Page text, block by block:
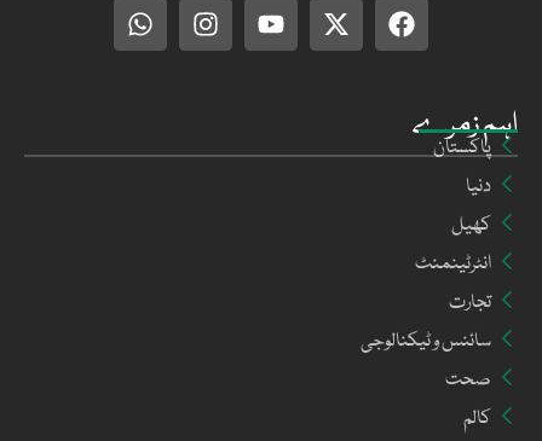
اہم زمرے
پاکستان
دنیا
کھیل
انٹرٹینمنٹ
تجارت
سائنس و ٹیکنالوجی
صحت
کالم